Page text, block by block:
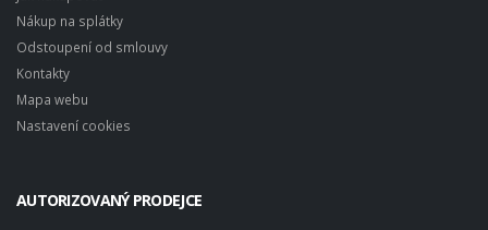
Nákup na splátky
Odstoupení od smlouvy
Kontakty
Mapa webu
Nastavení cookies
AUTORIZOVANÝ PRODEJCE